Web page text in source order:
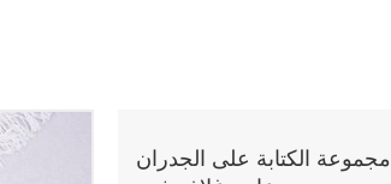
مجموعة الكتابة على الجدران A5 حالة ملزمة دفتر